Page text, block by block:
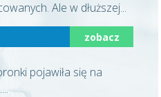
Ale w dłuższej...
zobacz
pojawiła się na